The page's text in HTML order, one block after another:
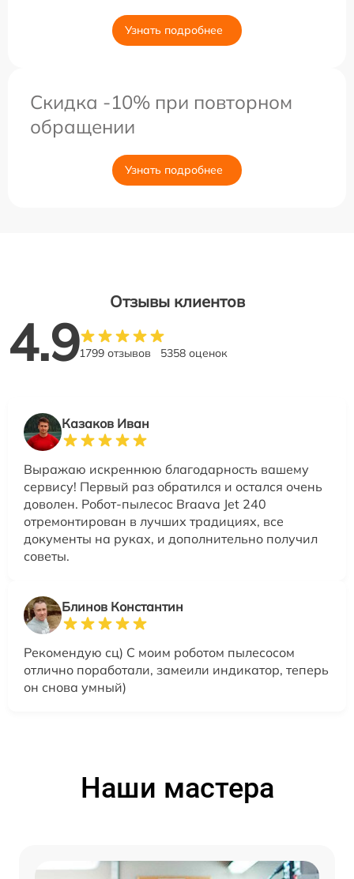
Узнать подробнее
Скидка -10% при повторном
обращении
Узнать подробнее
Отзывы клиентов
4.91799 отзывов 5358 оценок
Казаков Иван
Выражаю искреннюю благодарность вашему
сервису! Первый раз обратился и остался очень
доволен. Робот-пылесос Braava Jet 240
отремонтирован в лучших традициях, все
документы на руках, и дополнительно получил
советы.
Блинов Константин
Рекомендую сц) С моим роботом пылесосом
отлично поработали, замеили индикатор, теперь
он снова умный)
Наши мастера